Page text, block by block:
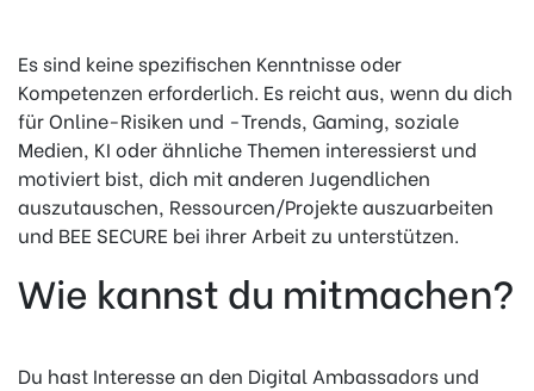
Es sind keine spezifischen Kenntnisse oder
Kompetenzen erforderlich. Es reicht aus, wenn du dich
für Online-Risiken und -Trends, Gaming, soziale
Medien, KI oder ähnliche Themen interessierst und
motiviert bist, dich mit anderen Jugendlichen
auszutauschen, Ressourcen/Projekte auszuarbeiten
und BEE SECURE bei ihrer Arbeit zu unterstützen.
Wie kannst du mitmachen?
Du hast Interesse an den Digital Ambassadors und